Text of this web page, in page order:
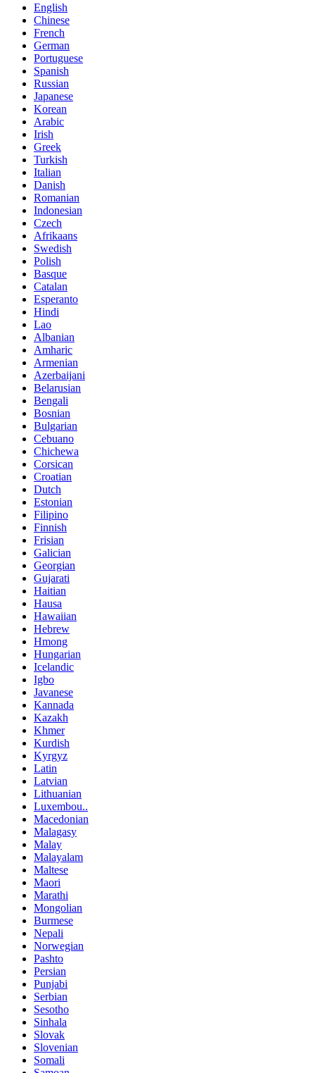
English
Chinese
French
German
Portuguese
Spanish
Russian
Japanese
Korean
Arabic
Irish
Greek
Turkish
Italian
Danish
Romanian
Indonesian
Czech
Afrikaans
Swedish
Polish
Basque
Catalan
Esperanto
Hindi
Lao
Albanian
Amharic
Armenian
Azerbaijani
Belarusian
Bengali
Bosnian
Bulgarian
Cebuano
Chichewa
Corsican
Croatian
Dutch
Estonian
Filipino
Finnish
Frisian
Galician
Georgian
Gujarati
Haitian
Hausa
Hawaiian
Hebrew
Hmong
Hungarian
Icelandic
Igbo
Javanese
Kannada
Kazakh
Khmer
Kurdish
Kyrgyz
Latin
Latvian
Lithuanian
Luxembou..
Macedonian
Malagasy
Malay
Malayalam
Maltese
Maori
Marathi
Mongolian
Burmese
Nepali
Norwegian
Pashto
Persian
Punjabi
Serbian
Sesotho
Sinhala
Slovak
Slovenian
Somali